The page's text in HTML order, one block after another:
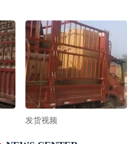
发货视频